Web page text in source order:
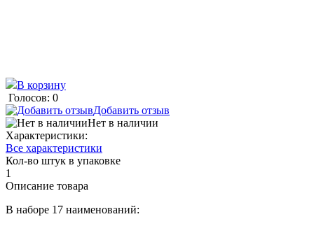
В корзину
Голосов: 0
Добавить отзыв
Нет в наличии
Характеристики:
Все характеристики
Кол-во штук в упаковке
1
Описание товара
В наборе 17 наименований: